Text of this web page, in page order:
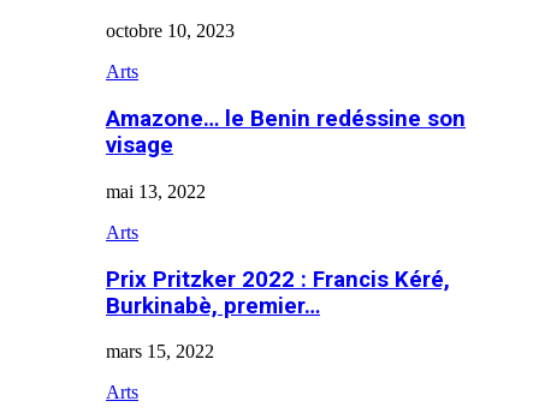
octobre 10, 2023
Arts
Amazone… le Benin redéssine son
visage
mai 13, 2022
Arts
Prix Pritzker 2022 : Francis Kéré,
Burkinabè, premier…
mars 15, 2022
Arts